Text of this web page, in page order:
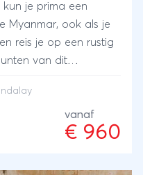
kun je prima een
Myanmar, ook als je
reis je op een rustig
van dit
Yangon,
en de tempelvlakte
af aan het Inle
vanaf
€ 960